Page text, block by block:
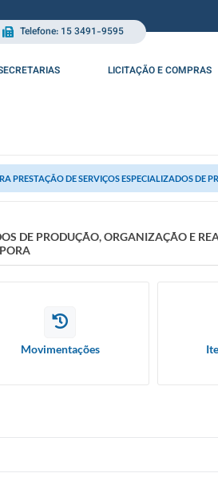
Telefone: 15 3491-9595
LICITAÇÃO E COMPRAS
PRESTAÇÃO DE SERVIÇOS ESPECIALIZADOS DE
DE PRODUÇÃO, ORGANIZAÇÃO E
Movimentações